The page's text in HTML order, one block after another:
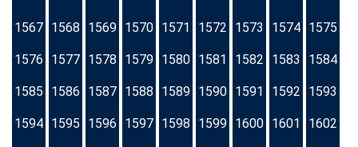
1567 1568 1569 1570 1571 1572 1573 1574 1575
1576 1577 1578 1579 1580 1581 1582 1583 1584
1585 1586 1587 1588 1589 1590 1591 1592 1593
1594 1595 1596 1597 1598 1599 1600 1601 1602